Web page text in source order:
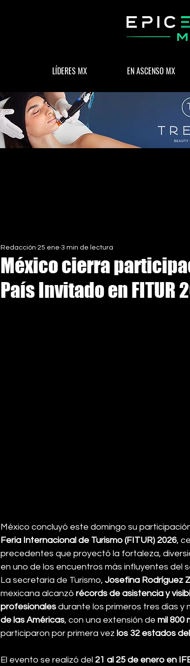
LÍDERES MX EN ASCENSO MX
México cierra
País Invitado en FITUR
Redacción 25 ene 3 min de lectura
México concluyó este domingo su
Feria Internacional de Turismo (FITUR) 2026,
precedentes que proyectó la fortaleza,
en uno de los encuentros más influyentes del
La secretaria de Turismo, Josefina Rodríguez
mexicana alcanzó récords de asistencia y
profesionales durante los primeros tres días y
de las Américas, con una extensión de mil 800
participaron por primera vez los 32 estados
El evento se realizó del 21 al 25 de enero en